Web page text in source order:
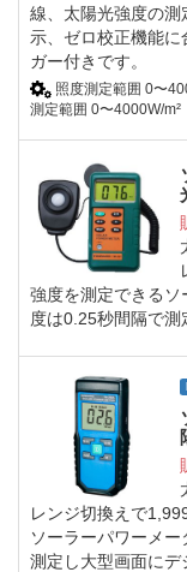
線、太陽光強度の
示、ゼロ校正機能
ガー付きです。
照度測定範囲 0〜
測定範囲 0〜4000W/m²
強度を測定できる
度は0.25秒間隔で測
レンジ切換えで
ソーラーパワーメ
測定し大型画面にデ